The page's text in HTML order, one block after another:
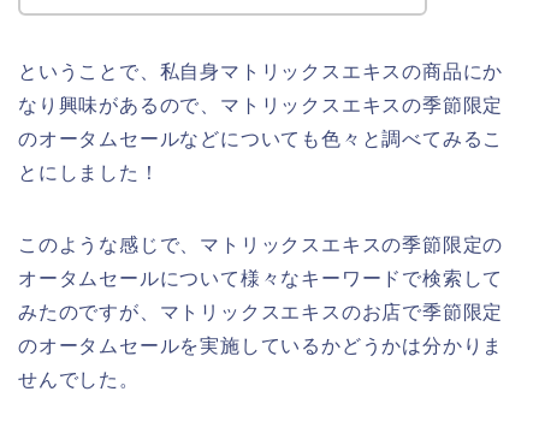
ということで、私自身マトリックスエキスの商品にか
なり興味があるので、マトリックスエキスの季節限定
のオータムセールなどについても色々と調べてみるこ
とにしました！
このような感じで、マトリックスエキスの季節限定の
オータムセールについて様々なキーワードで検索して
みたのですが、マトリックスエキスのお店で季節限定
のオータムセールを実施しているかどうかは分かりま
せんでした。